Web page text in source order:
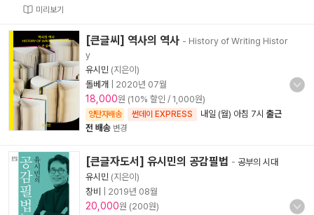
미리보기
[큰글씨] 역사의 역사 - History of Writing Histor
y
유시민 (지은이)
돌베개
2020년 07월
18,000원 (10% 할인 / 1,000원)
양탄자배송 썬데이 EXPRESS 내일 (월) 아침 7시 출근
전 배송 변경
[큰글자도서] 유시민의 공감필법 - 공부의 시대
유시민 (지은이)
창비
2019년 08월
20,000원 (200원)